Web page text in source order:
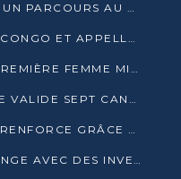
PR. AIMÉ CHRISTIAN KAYATH : UN PARCOURS AU SERVICE DE LA RECHERCHE ET DE L’INNOVATION
L’OMS SALUE LA RIPOSTE DU CONGO ET APPELLE À DES RÉFORMES DURABLES
HOMMAGES OFFICIELS À LA PREMIÈRE FEMME MINISTRE DU CONGO
LA COUR CONSTITUTIONNELLE VALIDE SEPT CANDIDATURES POUR LA PRÉSIDENTIELLE
CONNECTIVITÉ LE CONGO SE RENFORCE GRÂCE AU CÂBLE 2AFRICA
SÉNAT : PIERRE NGOLO ÉCHANGE AVEC DES INVESTISSEURS DU NUMÉRIQUE